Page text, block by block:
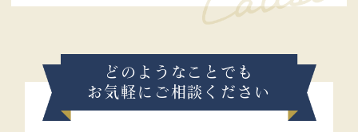
どのようなことでも
お気軽にご相談ください